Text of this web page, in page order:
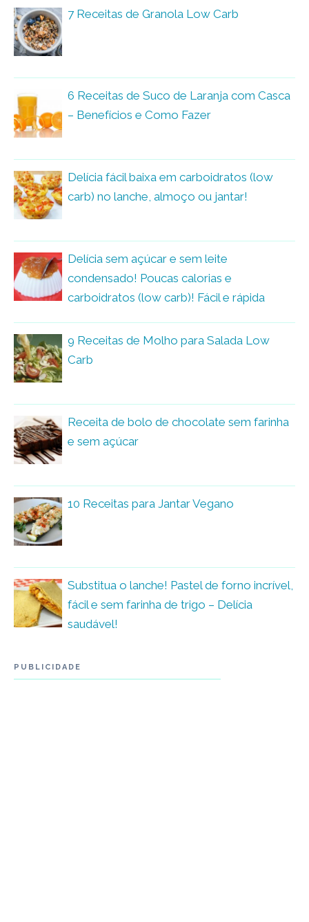
7 Receitas de Granola Low Carb
6 Receitas de Suco de Laranja com Casca
– Benefícios e Como Fazer
Delícia fácil baixa em carboidratos (low
carb) no lanche, almoço ou jantar!
Delícia sem açúcar e sem leite
condensado! Poucas calorias e
carboidratos (low carb)! Fácil e rápida
9 Receitas de Molho para Salada Low
Carb
Receita de bolo de chocolate sem farinha
e sem açúcar
10 Receitas para Jantar Vegano
Substitua o lanche! Pastel de forno incrível,
fácil e sem farinha de trigo – Delícia
saudável!
PUBLICIDADE